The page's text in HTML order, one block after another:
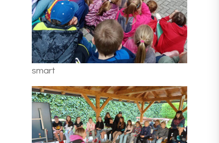
smart